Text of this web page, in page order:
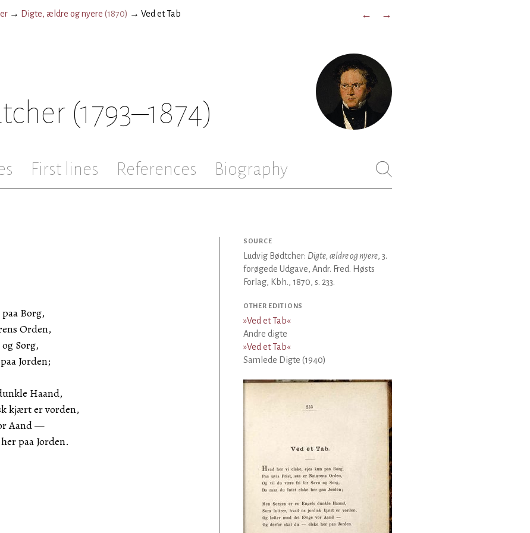
→ Digte, ældre og nyere (1870) → Ved et Tab ← →
(1793–1874)
First lines References Biography
Borg,
Orden,
Sorg,
Jorden;
Haand,
kjært er vorden,
Aand —
paa Jorden.
SOURCE
Ludvig Bødtcher: Digte, ældre og nyere, 3.
forøgede Udgave, Andr. Fred. Høsts
Forlag, Kbh., 1870, s. 233.
OTHER EDITIONS
»Ved et Tab«
Andre digte
»Ved et Tab«
Samlede Digte (1940)